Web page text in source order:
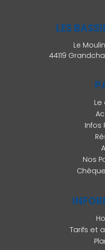
LES
Le
44119
Infos
Nos
Tarifs et